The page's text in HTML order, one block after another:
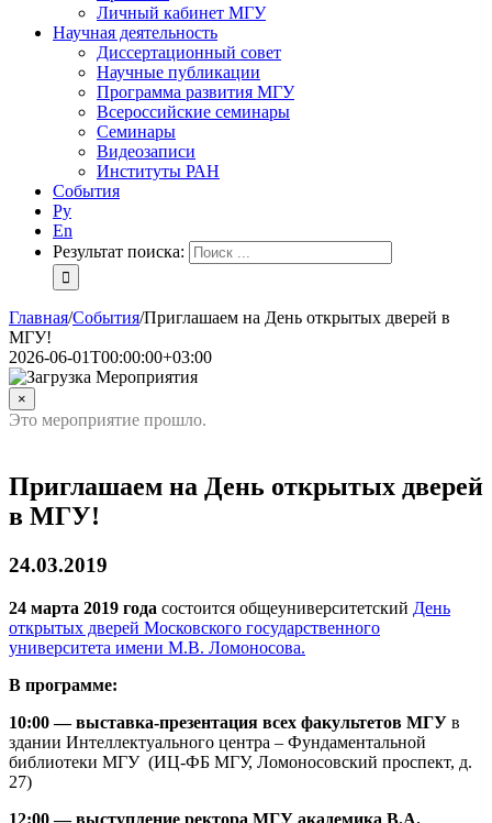
Личный кабинет МГУ
Научная деятельность
Диссертационный совет
Научные публикации
Программа развития МГУ
Всероссийские семинары
Семинары
Видеозаписи
Институты РАН
События
Ру
En
Результат поиска:
Главная/События/Приглашаем на День открытых дверей в
МГУ!
2026-06-01T00:00:00+03:00
×
Это мероприятие прошло.
Приглашаем на День открытых дверей
в МГУ!
24.03.2019
24 марта 2019 года состоится общеуниверситетский День
открытых дверей Московского государственного
университета имени М.В. Ломоносова.
В программе:
10:00 — выставка-презентация всех факультетов МГУ в
здании Интеллектуального центра – Фундаментальной
библиотеки МГУ (ИЦ-ФБ МГУ, Ломоносовский проспект, д.
27)
12:00 — выступление ректора МГУ академика В.А.